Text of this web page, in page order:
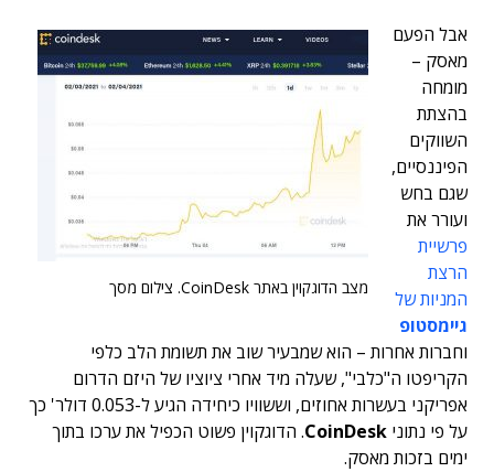
מצב הדוגקוין באתר CoinDesk. צילום מסך
אבל הפעם
מאסק –
מומחה
בהצתת
השווקים
הפיננסיים,
שגם בחש
ועורר את
פרשיית
הרצת
המניות של
גיימסטופ
וחברות אחרות – הוא שמבעיר שוב את תשומת הלב כלפי
הקריפטו ה"כלבי", שעלה מיד אחרי ציוציו של היזם הדרום
אפריקני בעשרות אחוזים, וששוויו כיחידה הגיע ל-0.053 דולר' כך
על פי נתוני CoinDesk. הדוגקוין פשוט הכפיל את ערכו בתוך
ימים בזכות מאסק.